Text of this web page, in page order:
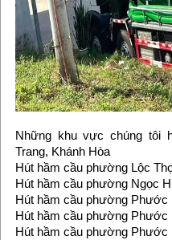
Những khu vực chúng tôi
Trang, Khánh Hòa
Hút hầm cầu phường Lộc
Hút hầm cầu phường Ngọc
Hút hầm cầu phường Phước
Hút hầm cầu phường Phước
Hút hầm cầu phường Phước